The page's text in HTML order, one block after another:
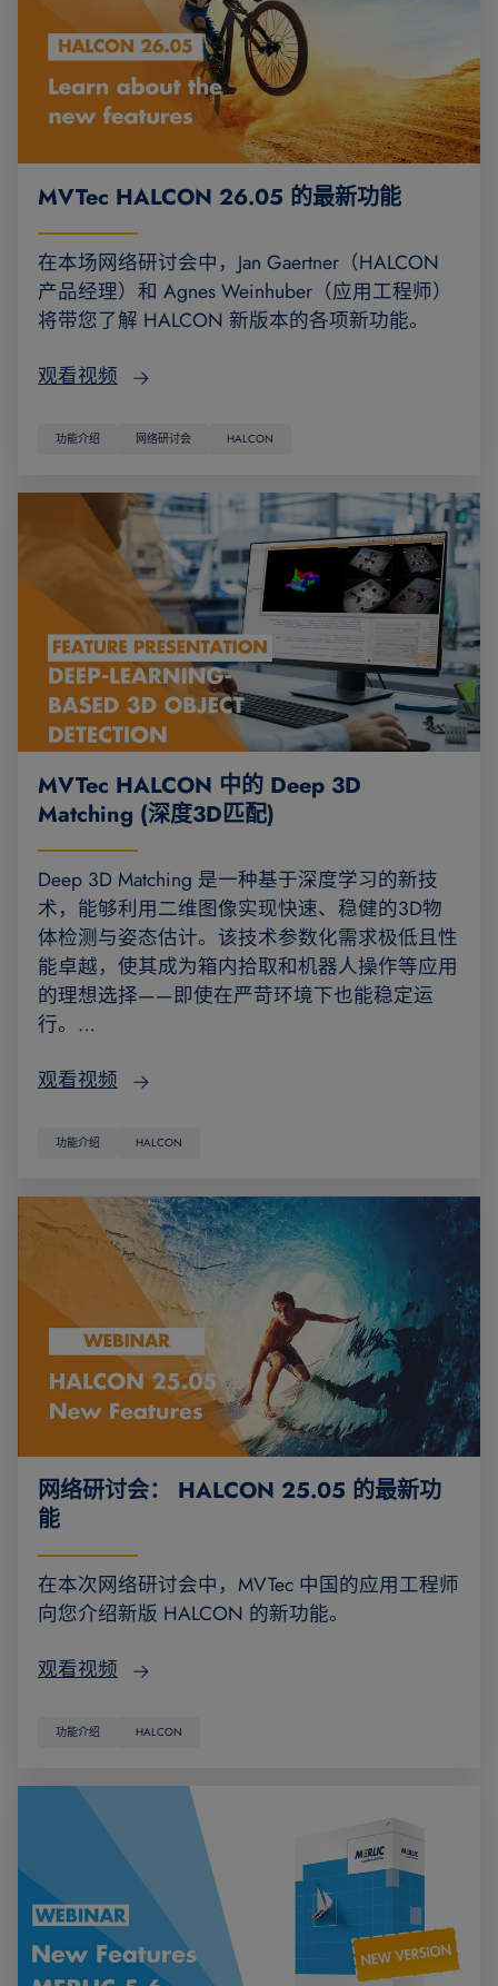
MVTec HALCON 26.05 的最新功能
在本场网络研讨会中，Jan Gaertner（HALCON
产品经理）和 Agnes Weinhuber（应用工程师）
将带您了解 HALCON 新版本的各项新功能。
观看视频
功能介绍 网络研讨会 HALCON
MVTec HALCON 中的 Deep 3D
Matching (深度3D匹配)
Deep 3D Matching 是一种基于深度学习的新技
术，能够利用二维图像实现快速、稳健的3D物
体检测与姿态估计。该技术参数化需求极低且性
能卓越，使其成为箱内拾取和机器人操作等应用
的理想选择——即使在严苛环境下也能稳定运
行。…
观看视频
功能介绍 HALCON
网络研讨会： HALCON 25.05 的最新功
能
在本次网络研讨会中，MVTec 中国的应用工程师
向您介绍新版 HALCON 的新功能。
观看视频
功能介绍 HALCON